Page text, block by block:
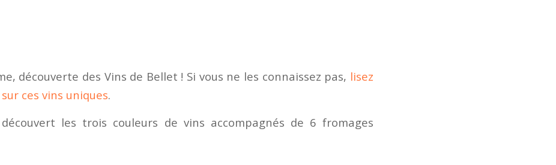
découverte des Vins de Bellet ! Si vous ne les connaissez pas, lisez
ces vins uniques.
les trois couleurs de vins accompagnés de 6 fromages